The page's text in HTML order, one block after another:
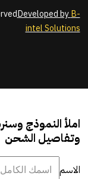
Developed byB-
intel Solutions
املأ النموذج
وتفاصيل الشحن
الاسم